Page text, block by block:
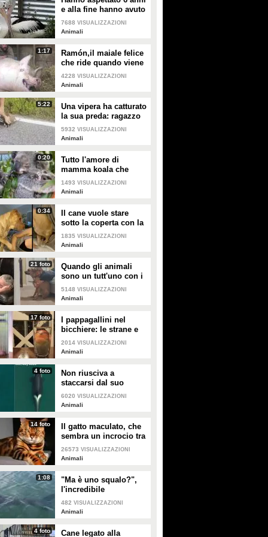
e alla fine hanno avuto
un pulcino: l'emozione
della coppia di
7688 VISUALIZZAZIONI
Animali
1:17
Ramón,il maiale felice
che ride quando viene
accarezzato
4228 VISUALIZZAZIONI
Animali
5:22
Una vipera ha catturato
la sua preda: ragazzo
si ferma per liberarla e
salvarla
5932 VISUALIZZAZIONI
Animali
0:20
Tutto l'amore di
mamma koala che
culla il figlio per farlo
addormentare
1493 VISUALIZZAZIONI
Animali
0:34
Il cane vuole stare
sotto la coperta con la
padrona: lei lo
accontenta
1835 VISUALIZZAZIONI
Animali
21 foto
Quando gli animali
sono un tutt'uno con i
padroni e diventano
inseparabili con loro
5148 VISUALIZZAZIONI
Animali
17 foto
I pappagallini nel
bicchiere: le strane e
divertenti immagini
2014 VISUALIZZAZIONI
Animali
4 foto
Non riusciva a
staccarsi dal suo
cucciolo ormai morto:
ora mamma orca è di
6020 VISUALIZZAZIONI
Animali
14 foto
Il gatto maculato, che
sembra un incrocio tra
una tigre e un leopardo
26573 VISUALIZZAZIONI
Animali
1:08
"Ma è uno squalo?",
l'incredibile
avvistamento di una
famiglia in gita in
482 VISUALIZZAZIONI
Animali
4 foto Cane legato alla